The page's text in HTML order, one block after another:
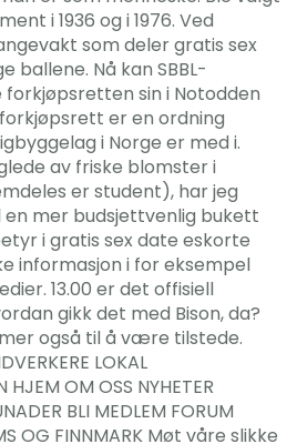
i 1936 og i 1976. Ved
som deler gratis sex
ballene. Nå kan SBBL-
sin i Notodden
er en ordning
i Norge er med i.
av friske blomster i
er student), har jeg
mer budsjettvenlig bukett
i gratis sex date eskorte
informasjon i for eksempel
13.00 er det offisiell
gikk det med Bison, da?
også til å være tilstede.
LOKAL
HJEM OM OSS NYHETER
BLI MEDLEM FORUM
OG FINNMARK Møt våre slikke